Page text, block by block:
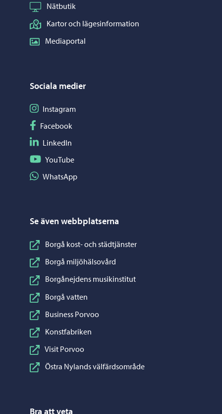
Nätbutik
Kartor och lägesinformation
Mediaportal
Sociala medier
Följ på Instagram
Instagram
Följ på Facebook
Facebook
Följ på LinkedIn
LinkedIn
Följ på YouTube
YouTube
Dela på WhatsApp
WhatsApp
Se även webbplatserna
Borgå kost- och städtjänster
Borgå miljöhälsovård
Borgånejdens musikinstitut
Borgå vatten
Business Porvoo
Konstfabriken
Visit Porvoo
Östra Nylands välfärdsområde
Bra att veta